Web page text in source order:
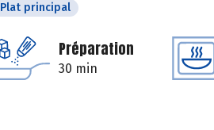
Plat principal
Préparation
30 min